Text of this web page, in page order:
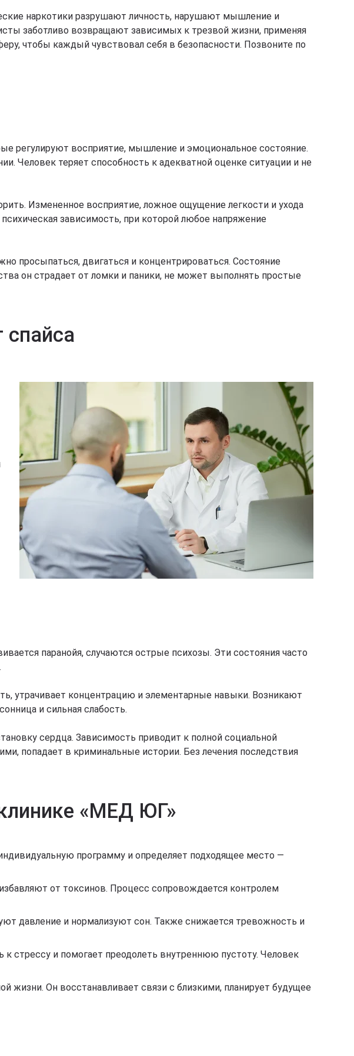
наркотики разрушают личность, нарушают мышление и
заботливо возвращают зависимых к трезвой жизни, применяя
чтобы каждый чувствовал себя в безопасности. Позвоните по
регулируют восприятие, мышление и эмоциональное состояние.
Человек теряет способность к адекватной оценке ситуации и не
Измененное восприятие, ложное ощущение легкости и ухода
зависимость, при которой любое напряжение
просыпаться, двигаться и концентрироваться. Состояние
он страдает от ломки и паники, не может выполнять простые
спайса
паранойя, случаются острые психозы. Эти состояния часто
утрачивает концентрацию и элементарные навыки. Возникают
и сильная слабость.
сердца. Зависимость приводит к полной социальной
попадает в криминальные истории. Без лечения последствия
«МЕД ЮГ»
программу и определяет подходящее место —
от токсинов. Процесс сопровождается контролем
давление и нормализуют сон. Также снижается тревожность и
стрессу и помогает преодолеть внутреннюю пустоту. Человек
жизни. Он восстанавливает связи с близкими, планирует будущее